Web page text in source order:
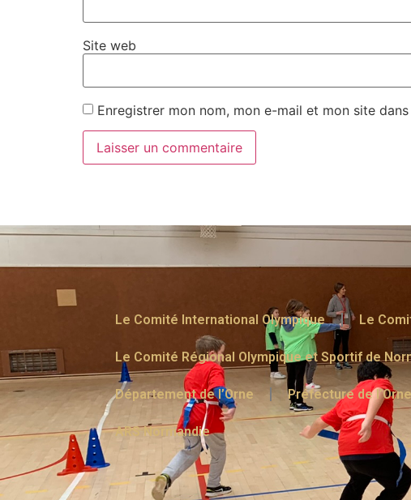
Site web
Enregistrer mon nom, mon e-mail et mon site
Le Comité International Olympique Le
Le Comité Régional Olympique et Sportif de
Département de l’Orne Préfecture de l’Orne
ARS Normandie